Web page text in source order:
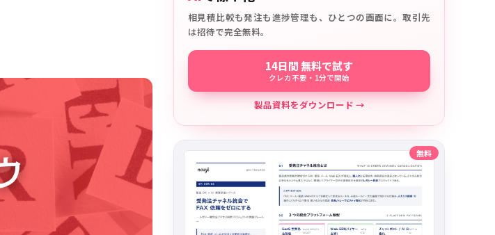
相見積比較も発注も進捗管理も、ひとつの画面に。取引先
は招待で完全無料。
14日間 無料で試す
クレカ不要・1分で開始
製品資料をダウンロード →
無料